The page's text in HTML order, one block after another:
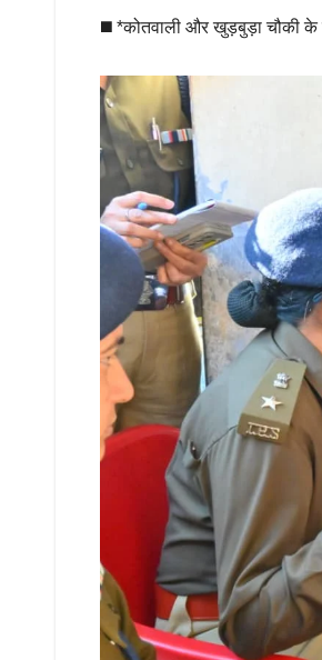
◼️ *कोतवाली और खुड़बुड़ा चौकी के